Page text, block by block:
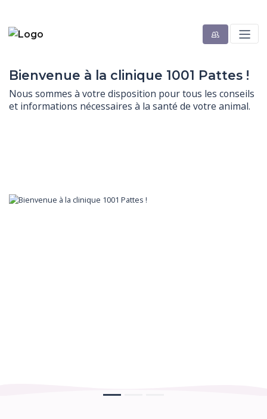
Bienvenue à la clinique 1001 Pattes !
Nous sommes à votre disposition pour tous les conseils
et informations nécessaires à la santé de votre animal.